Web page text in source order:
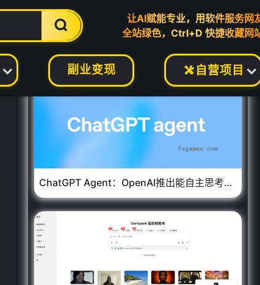

让AI赋能专业，用软件服务网
全站绿色，Ctrl+D 快捷收藏网
副业变现  自营项目
ChatGPT Agent：OpenAI推出能自主思考行动的AI智能体